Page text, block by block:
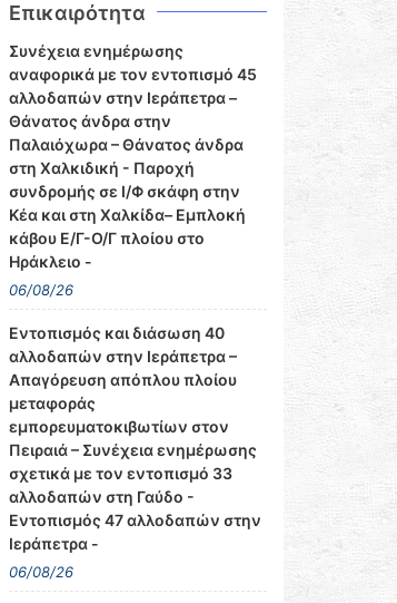
Επικαιρότητα
Συνέχεια ενημέρωσης
αναφορικά με τον εντοπισμό 45
αλλοδαπών στην Ιεράπετρα –
Θάνατος άνδρα στην
Παλαιόχωρα – Θάνατος άνδρα
στη Χαλκιδική - Παροχή
συνδρομής σε Ι/Φ σκάφη στην
Κέα και στη Χαλκίδα– Εμπλοκή
κάβου Ε/Γ-Ο/Γ πλοίου στο
Ηράκλειο -
06/08/26
Εντοπισμός και διάσωση 40
αλλοδαπών στην Ιεράπετρα –
Απαγόρευση απόπλου πλοίου
μεταφοράς
εμπορευματοκιβωτίων στον
Πειραιά – Συνέχεια ενημέρωσης
σχετικά με τον εντοπισμό 33
αλλοδαπών στη Γαύδο -
Εντοπισμός 47 αλλοδαπών στην
Ιεράπετρα -
06/08/26